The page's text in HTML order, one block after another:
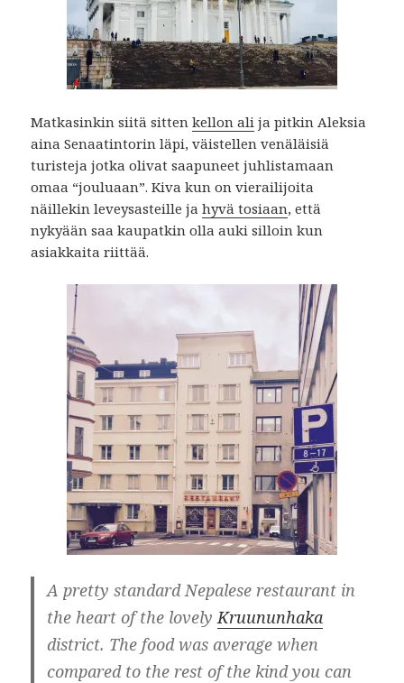
Matkasinkin siitä sittenkellon ali ja pitkin Aleksia
aina Senaatintorin läpi, väistellen venäläisiä
turisteja jotka olivat saapuneet juhlistamaan
omaa “jouluaan”. Kiva kun on vierailijoita
näillekin leveysasteille jahyvä tosiaan, että
nykyään saa kaupatkin olla auki silloin kun
asiakkaita riittää.
A pretty standard Nepalese restaurant in
the heart of the lovelyKruununhaka
district. The food was average when
compared to the rest of the kind you can